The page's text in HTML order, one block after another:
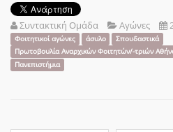
Συντακτική Ομάδα Αγώνες
Φοιτητικοί αγώνες άσυλο
Σπουδαστικά
Πρωτοβουλία Αναρχικών Φοιτητών/-τριών
Πανεπιστήμια